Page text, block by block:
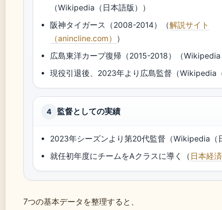
（Wikipedia（日本語版））
阪神タイガース（2008-2014）（解説サイト
（anincline.com） ）
広島東洋カープ復帰（2015-2018）（
現役引退後、2023年より広島監督（Wikipedia
4 監督としての実績
2023年シーズンより第20代監督（Wikipedia（
就任初年度にチームをAクラスに導く（ 日本経
7つの基本データを整理すると、